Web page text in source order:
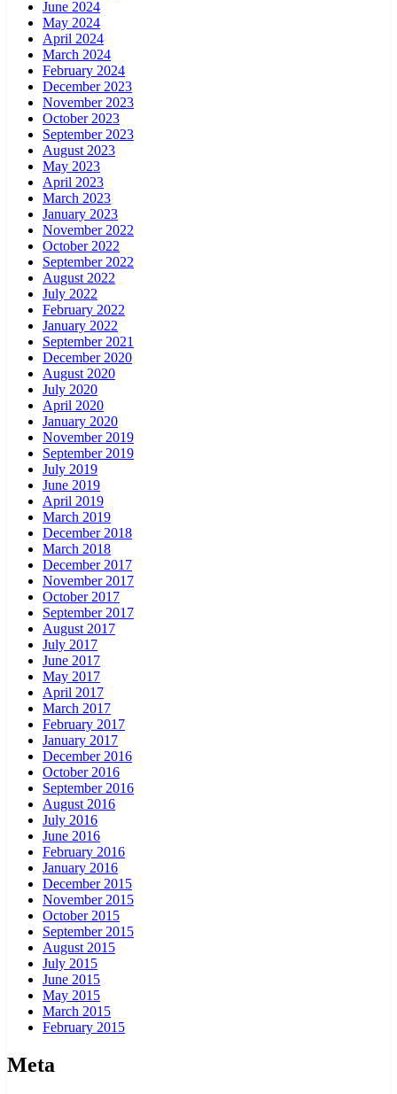
June 2024
May 2024
April 2024
March 2024
February 2024
December 2023
November 2023
October 2023
September 2023
August 2023
May 2023
April 2023
March 2023
January 2023
November 2022
October 2022
September 2022
August 2022
July 2022
February 2022
January 2022
September 2021
December 2020
August 2020
July 2020
April 2020
January 2020
November 2019
September 2019
July 2019
June 2019
April 2019
March 2019
December 2018
March 2018
December 2017
November 2017
October 2017
September 2017
August 2017
July 2017
June 2017
May 2017
April 2017
March 2017
February 2017
January 2017
December 2016
October 2016
September 2016
August 2016
July 2016
June 2016
February 2016
January 2016
December 2015
November 2015
October 2015
September 2015
August 2015
July 2015
June 2015
May 2015
March 2015
February 2015
Meta